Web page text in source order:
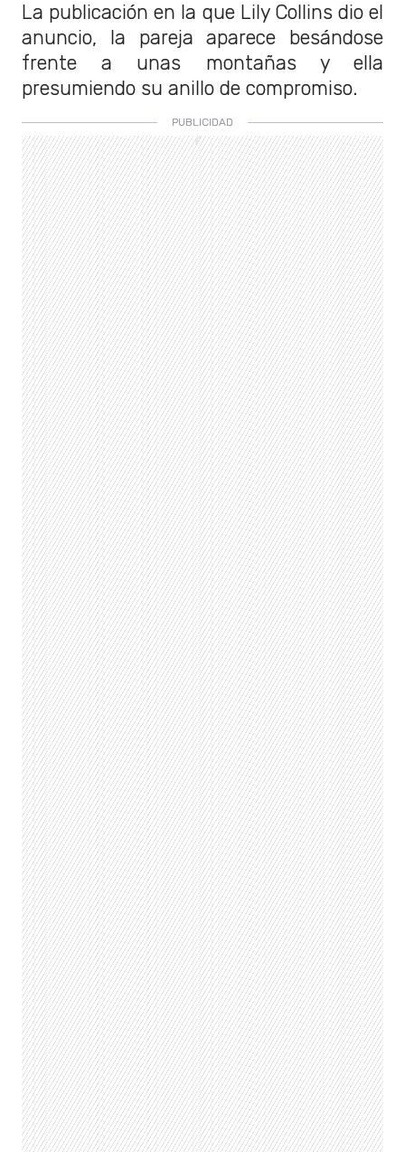
La publicación en la que Lily Collins dio el
anuncio, la pareja aparece besándose
frente a unas montañas y ella
presumiendo su anillo de compromiso.